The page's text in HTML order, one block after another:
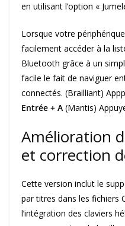
en utilisant l’option «
Lorsque votre
facilement accéder à la
Bluetooth grâce à un
facile le fait de naviguer
connectés. (Brailliant)
Entrée + A (Mantis)
Amélioration
et correction
Cette version inclut le
par titres dans les fichiers
l’intégration des claviers